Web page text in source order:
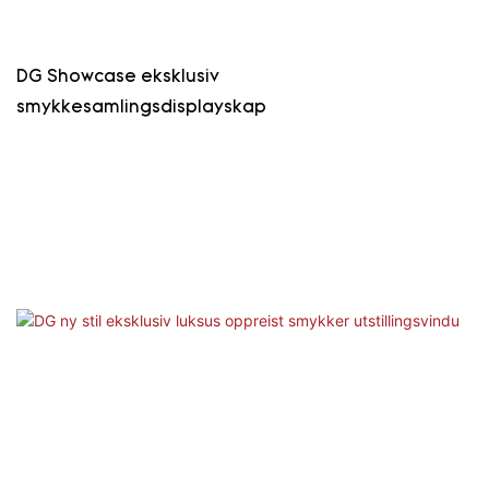
DG Showcase eksklusiv
smykkesamlingsdisplayskap